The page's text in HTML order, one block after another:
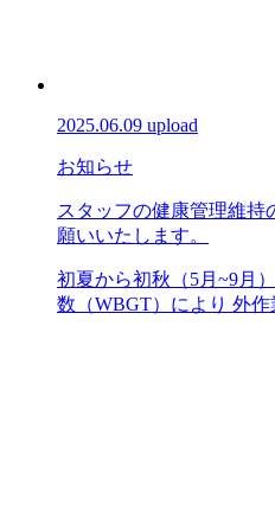
2025.06.09 upload
お知らせ
スタッフの健康管理維持
願いいたします。
初夏から初秋（5月~9月
数（WBGT）により 外作